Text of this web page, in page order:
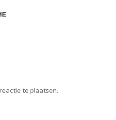
te plaatsen.